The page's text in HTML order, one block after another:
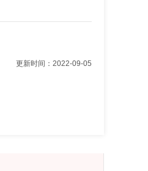
更新时间：2022-09-05